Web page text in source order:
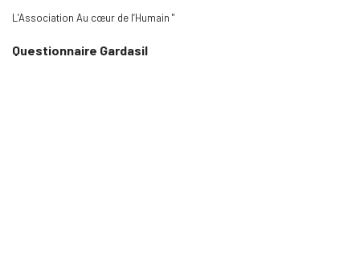
L’Association Au cœur de l’Humain "
Questionnaire Gardasil